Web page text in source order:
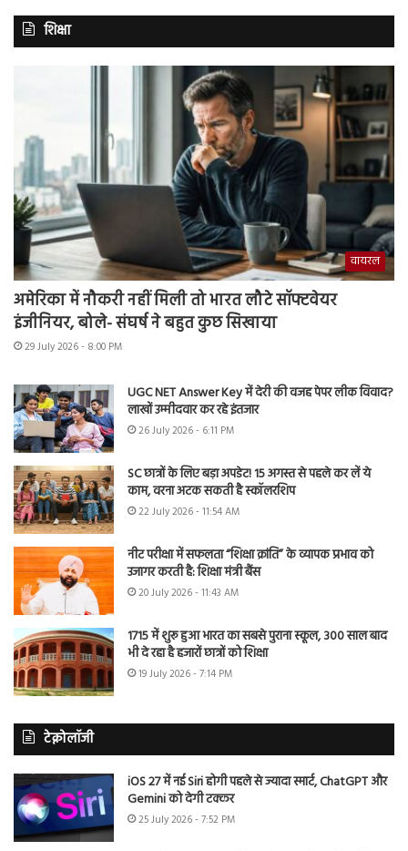
शिक्षा
वायरल
अमेरिका में नौकरी नहीं मिली तो भारत लौटे सॉफ्टवेयर
इंजीनियर, बोले- संघर्ष ने बहुत कुछ सिखाया
29 July 2026 - 8:00 PM
UGC NET Answer Key में देरी की वजह पेपर लीक विवाद?
लाखों उम्मीदवार कर रहे इंतजार
26 July 2026 - 6:11 PM
SC छात्रों के लिए बड़ा अपडेट! 15 अगस्त से पहले कर लें ये
काम, वरना अटक सकती है स्कॉलरशिप
22 July 2026 - 11:54 AM
नीट परीक्षा में सफलता “शिक्षा क्रांति” के व्यापक प्रभाव को
उजागर करती है: शिक्षा मंत्री बैंस
20 July 2026 - 11:43 AM
1715 में शुरू हुआ भारत का सबसे पुराना स्कूल, 300 साल बाद
भी दे रहा है हजारों छात्रों को शिक्षा
19 July 2026 - 7:14 PM
टेक्नोलॉजी
iOS 27 में नई Siri होगी पहले से ज्यादा स्मार्ट, ChatGPT और
Gemini को देगी टक्कर
25 July 2026 - 7:52 PM